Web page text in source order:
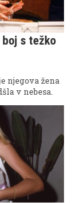
boj s težko
njegova žena
v nebesa.